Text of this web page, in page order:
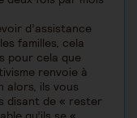
d’assistance
familles, cela
pour cela que
renvoie à
alors, ils vous
disant de « rester